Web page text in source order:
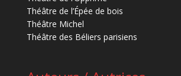
Théâtre de l’Épée de bois
Théâtre Michel
Théâtre des Béliers parisiens